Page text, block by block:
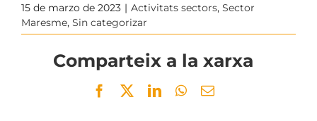
15 de marzo de 2023 | Activitats sectors, Sector
Maresme, Sin categorizar
Comparteix a la xarxa
Facebook
TwitterLinkedInWhatsApp
Email